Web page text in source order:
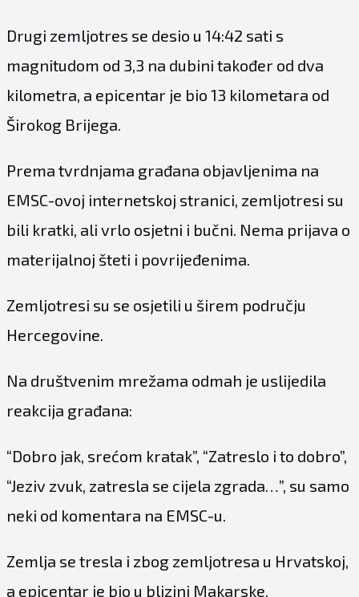
Drugi zemljotres se desio u 14:42 sati s
magnitudom od 3,3 na dubini također od dva
kilometra, a epicentar je bio 13 kilometara od
Širokog Brijega.
Prema tvrdnjama građana objavljenima na
EMSC-ovoj internetskoj stranici, zemljotresi su
bili kratki, ali vrlo osjetni i bučni. Nema prijava o
materijalnoj šteti i povrijeđenima.
Zemljotresi su se osjetili u širem području
Hercegovine.
Na društvenim mrežama odmah je uslijedila
reakcija građana:
“Dobro jak, srećom kratak”, “Zatreslo i to dobro”,
“Jeziv zvuk, zatresla se cijela zgrada…”, su samo
neki od komentara na EMSC-u.
Zemlja se tresla i zbog zemljotresa u Hrvatskoj,
a epicentar je bio u blizini Makarske.